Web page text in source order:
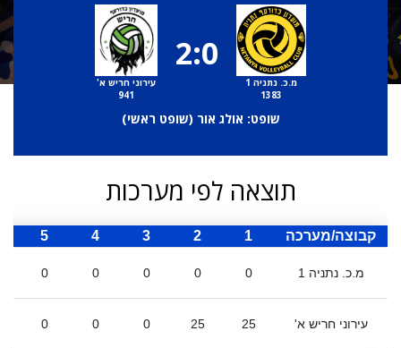
מ.כ. נתניה 1
1383
2:0
עירוני חריש א'
941
שופט: אולג אור (שופט ראשי)
תוצאה לפי מערכות
קבוצה/מערכה 1
2
3
4
5
מ.כ. נתניה 1 0
0
0
0
0
עירוני חריש א' 25
25
0
0
0